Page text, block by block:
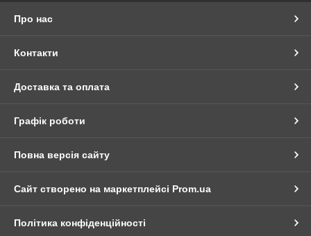
Про нас
Контакти
Доставка та оплата
Графік роботи
Повна версія сайту
Сайт створено на маркетплейсі Prom.ua
Політика конфіденційності